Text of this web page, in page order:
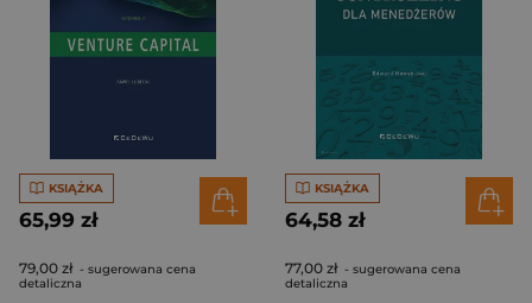
KSIĄŻKA
65,99 zł
79,00 zł - sugerowana cena
detaliczna
KSIĄŻKA
64,58 zł
77,00 zł - sugerowana cena
detaliczna